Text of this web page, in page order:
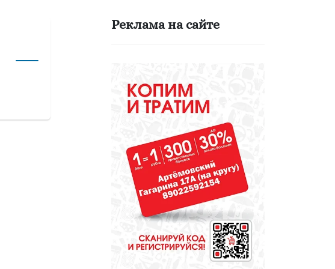
человек примут
участие в
легкоатлетическом
марафоне «Европа
– Азия»
ОБРАЗОВАНИЕ
Вы - лучший
школьный
библиотекарь?
Докажите это всей
стране!
Реклама на сайте